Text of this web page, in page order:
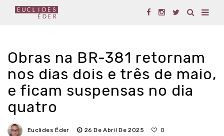
Obras na BR-381 retornam
nos dias dois e três de maio,
e ficam suspensas no dia
quatro
Euclides Éder 26 De Abril De 2025 0